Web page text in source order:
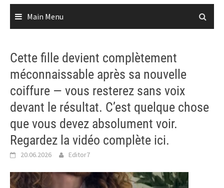
Main Menu
Cette fille devient complètement
méconnaissable après sa nouvelle
coiffure — vous resterez sans voix
devant le résultat. C’est quelque chose
que vous devez absolument voir.
Regardez la vidéo complète ici.
20.06.2026 Editor7